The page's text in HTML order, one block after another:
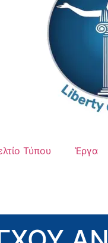
Τύπου Ἑργα